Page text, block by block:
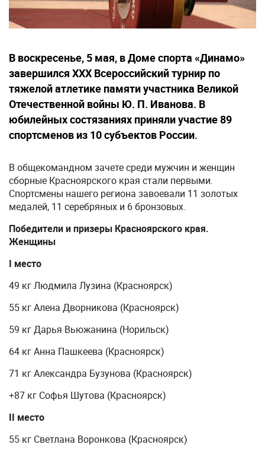
В воскресенье, 5 мая, в Доме спорта «Динамо»
завершился XXX Всероссийский турнир по
тяжелой атлетике памяти участника Великой
Отечественной войны Ю. П. Иванова. В
юбилейных состязаниях приняли участие 89
спортсменов из 10 субъектов России.
В общекомандном зачете среди мужчин и женщин
сборные Красноярского края стали первыми.
Спортсмены нашего региона завоевали 11 золотых
медалей, 11 серебряных и 6 бронзовых.
Победители и призеры Красноярского края.
Женщины
I место
49 кг Людмила Лузина (Красноярск)
55 кг Алена Дворникова (Красноярск)
59 кг Дарья Вьюжанина (Норильск)
64 кг Анна Пашкеева (Красноярск)
71 кг Александра Бузунова (Красноярск)
+87 кг Софья Шутова (Красноярск)
II место
55 кг Светлана Воронкова (Красноярск)